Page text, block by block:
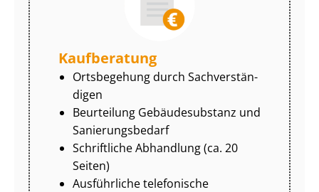
Kaufberatung
Ortsbegehung durch Sach­ver­stän­
di­gen
Beurteilung Gebäudesubstanz und
Sa­nie­rungs­be­darf
Schriftliche Abhandlung (ca. 20
Seiten)
Ausführliche telefonische